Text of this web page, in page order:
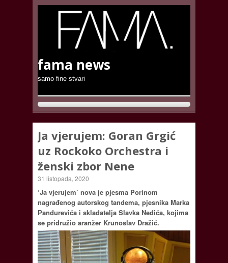
fama news
samo fine stvari
Ja vjerujem: Goran Grgić
uz Rockoko Orchestra i
ženski zbor Nene
31 listopada, 2020
‘Ja vjerujem’ nova je pjesma Porinom
nagrađenog autorskog tandema, pjesnika Marka
Pandurevića i skladatelja Slavka Nedića, kojima
se pridružio aranžer Krunoslav Dražić.